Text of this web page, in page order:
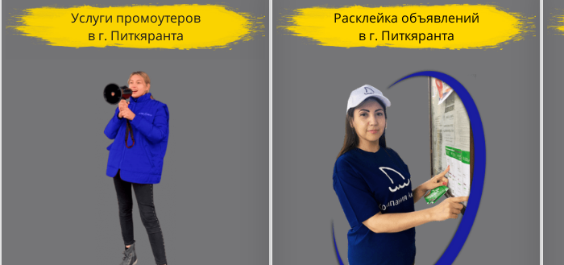
Услуги промоутеров
в г. Питкяранта
Расклейка объявлений
в г. Питкяранта